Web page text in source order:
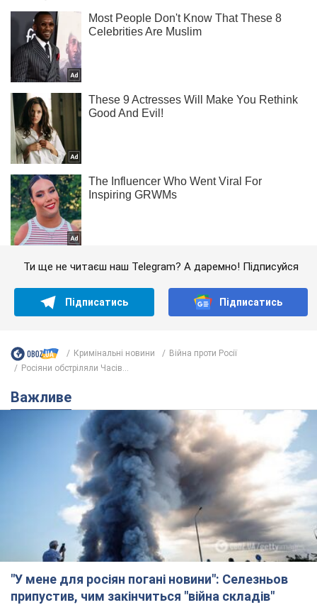
Ти ще не читаєш наш Telegram? А даремно! Підписуйся
Підписатись Підписатись
Кримінальні новини
Війна проти Росії
Росіяни обстріляли Часів...
Важливе
"У мене для росіян погані новини": Селезньов
припустив, чим закінчиться "війна складів"